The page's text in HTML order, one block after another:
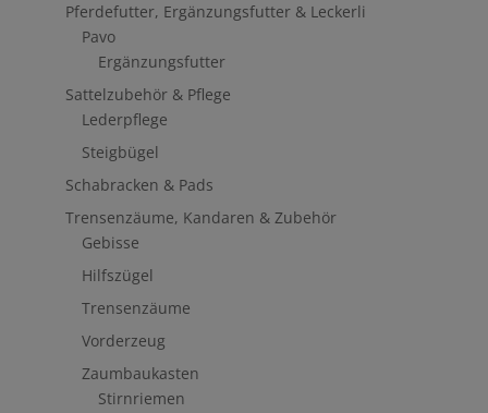
Pferdefutter, Ergänzungsfutter & Leckerli
Pavo
Ergänzungsfutter
Sattelzubehör & Pflege
Lederpflege
Steigbügel
Schabracken & Pads
Trensenzäume, Kandaren & Zubehör
Gebisse
Hilfszügel
Trensenzäume
Vorderzeug
Zaumbaukasten
Stirnriemen